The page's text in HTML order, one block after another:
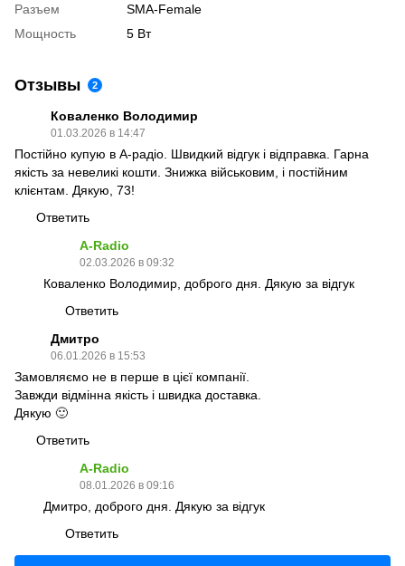
Разъем
SMA-Female
Мощность
5 Вт
Отзывы 2
Коваленко Володимир
01.03.2026 в 14:47
Постійно купую в А-радіо. Швидкий відгук і відправка. Гарна
якість за невеликі кошти. Знижка військовим, і постійним
клієнтам. Дякую, 73!
Ответить
A-Radio
02.03.2026 в 09:32
Коваленко Володимир, доброго дня. Дякую за відгук
Ответить
Дмитро
06.01.2026 в 15:53
Замовляємо не в перше в цієї компанії.
Завжди відмінна якість і швидка доставка.
Дякую 🙂
Ответить
A-Radio
08.01.2026 в 09:16
Дмитро, доброго дня. Дякую за відгук
Ответить